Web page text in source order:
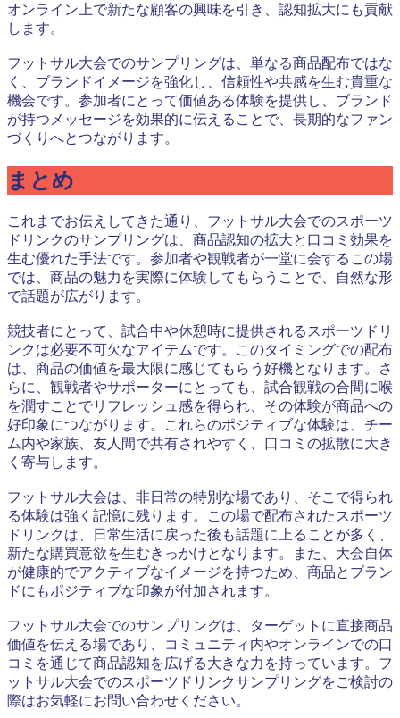
オンライン上で新たな顧客の興味を引き、認知拡大にも貢献
します。
フットサル大会でのサンプリングは、単なる商品配布ではな
く、ブランドイメージを強化し、信頼性や共感を生む貴重な
機会です。参加者にとって価値ある体験を提供し、ブランド
が持つメッセージを効果的に伝えることで、長期的なファン
づくりへとつながります。
まとめ
これまでお伝えしてきた通り、フットサル大会でのスポーツ
ドリンクのサンプリングは、商品認知の拡大と口コミ効果を
生む優れた手法です。参加者や観戦者が一堂に会するこの場
では、商品の魅力を実際に体験してもらうことで、自然な形
で話題が広がります。
競技者にとって、試合中や休憩時に提供されるスポーツドリ
ンクは必要不可欠なアイテムです。このタイミングでの配布
は、商品の価値を最大限に感じてもらう好機となります。さ
らに、観戦者やサポーターにとっても、試合観戦の合間に喉
を潤すことでリフレッシュ感を得られ、その体験が商品への
好印象につながります。これらのポジティブな体験は、チー
ム内や家族、友人間で共有されやすく、口コミの拡散に大き
く寄与します。
フットサル大会は、非日常の特別な場であり、そこで得られ
る体験は強く記憶に残ります。この場で配布されたスポーツ
ドリンクは、日常生活に戻った後も話題に上ることが多く、
新たな購買意欲を生むきっかけとなります。また、大会自体
が健康的でアクティブなイメージを持つため、商品とブラン
ドにもポジティブな印象が付加されます。
フットサル大会でのサンプリングは、ターゲットに直接商品
価値を伝える場であり、コミュニティ内やオンラインでの口
コミを通じて商品認知を広げる大きな力を持っています。フ
ットサル大会でのスポーツドリンクサンプリングをご検討の
際はお気軽にお問い合わせください。